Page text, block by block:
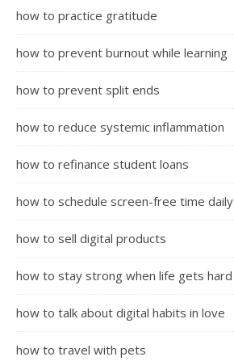
how to practice gratitude
how to prevent burnout while learning
how to prevent split ends
how to reduce systemic inflammation
how to refinance student loans
how to schedule screen-free time daily
how to sell digital products
how to stay strong when life gets hard
how to talk about digital habits in love
how to travel with pets